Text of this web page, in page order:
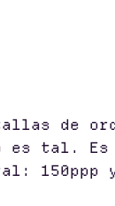
de
es tal. Es